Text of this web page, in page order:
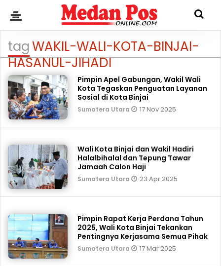
tagWAKIL-WALI-KOTA-BINJAI-
HASANUL-JIHADI
Pimpin Apel Gabungan, Wakil Wali
Kota Tegaskan Penguatan Layanan
Sosial di Kota Binjai
Sumatera Utara 17 Nov 2025
Wali Kota Binjai dan Wakil Hadiri
Halalbihalal dan Tepung Tawar
Jamaah Calon Haji
Sumatera Utara 23 Apr 2025
Pimpin Rapat Kerja Perdana Tahun
2025, Wali Kota Binjai Tekankan
Pentingnya Kerjasama Semua Pihak
Sumatera Utara 17 Mar 2025